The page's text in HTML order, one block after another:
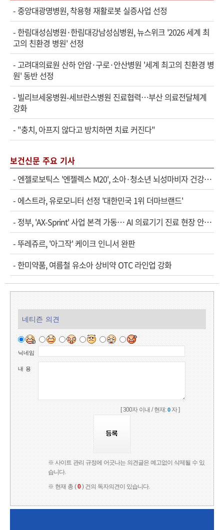
-중앙대광명병원, 착용형 재활로봇 실증사업 선정
- 한림대성심병원·한림대강남성심병원, 뉴스위크 '2026 세계 최
고의 친환경 병원' 선정
- 고려대의료원 산하 안암·구로·안산병원 '세계 최고의 친환경 병
원' 동반 선정
- 빌리브세웅병원-세브란스병원 진료협력…부산 의료전달체계
강화
- "충치, 아프지 않다고 방치하면 치료 커진다"
보건신문 주요 기사
- 엔젤로보틱스 '엔젤렉스 M20', 소아·청소년 뇌성마비자 건강보험 확대 적용
- 에스트라, 유로모니터 선정 '대한민국 1위 더마브랜드'
- 정부, 'AX-Sprint' 사업 본격 가동… AI 의료기기 진료 현장 안착 속도
-뚜레쥬르, '아그작' 케이크 인니서 완판
- 한미약품, 여름철 유소아 상비약 OTC 라인업 강화
네티즌 의견
닉네임
내 용
[ 300자 이내 / 현재:0자 ]
※ 사이트 관리 규정에 어긋나는 의견글은 예고없이 삭제될 수 있
습니다.
※ 현재 총 (0) 건의 독자의견이 있습니다.